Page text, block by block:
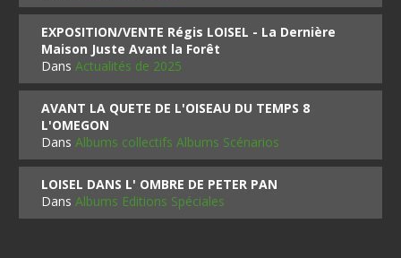
EXPOSITION/VENTE Régis LOISEL - La Dernière
Maison Juste Avant la Forêt
DansActualités de 2025
AVANT LA QUETE DE L'OISEAU DU TEMPS 8
L'OMEGON
DansAlbums collectifs Albums Scénarios
LOISEL DANS L' OMBRE DE PETER PAN
DansAlbums Editions Spéciales